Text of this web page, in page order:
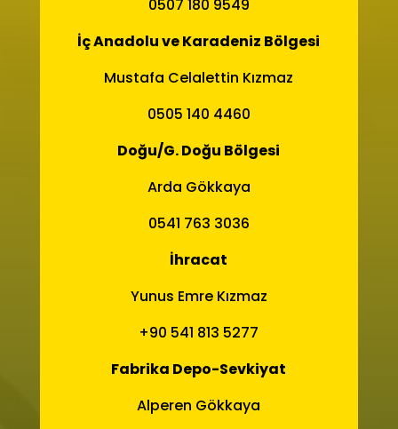
0507 180 9549
İç Anadolu ve Karadeniz Bölgesi
Mustafa Celalettin Kızmaz
0505 140 4460
Doğu/G. Doğu Bölgesi
Arda Gökkaya
0541 763 3036
İhracat
Yunus Emre Kızmaz
+90 541 813 5277
Fabrika Depo-Sevkiyat
Alperen Gökkaya